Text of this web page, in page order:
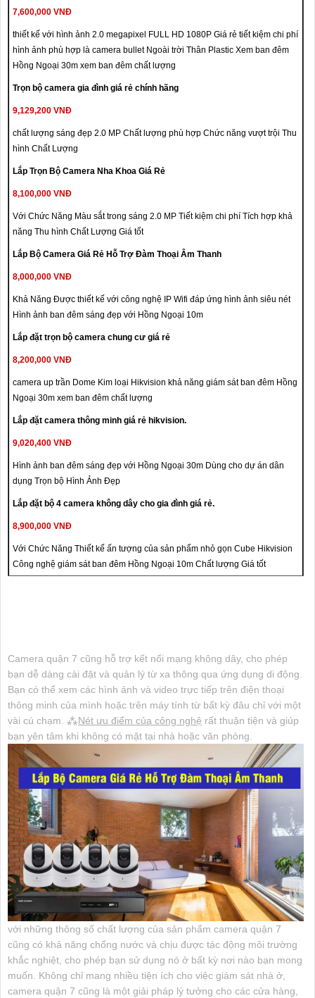
7,600,000 VNĐ
thiết kế với hình ảnh 2.0 megapixel FULL HD 1080P Giá rẻ tiết kiệm chi phí
hình ảnh phù hợp là camera bullet Ngoài trời Thân Plastic Xem ban đêm
Hồng Ngoại 30m xem ban đêm chất lượng
Trọn bộ camera gia đình giá rẻ chính hãng
9,129,200 VNĐ
chất lượng sáng đẹp 2.0 MP Chất lượng phù hợp Chức năng vượt trội Thu
hình Chất Lượng
Lắp Trọn Bộ Camera Nha Khoa Giá Rẻ
8,100,000 VNĐ
Với Chức Năng Màu sắt trong sáng 2.0 MP Tiết kiệm chi phí Tích hợp khả
năng Thu hình Chất Lượng Giá tốt
Lắp Bộ Camera Giá Rẻ Hỗ Trợ Đàm Thoại Âm Thanh
8,000,000 VNĐ
Khả Năng Được thiết kế với công nghệ IP Wifi đáp ứng hình ảnh siêu nét
Hình ảnh ban đêm sáng đẹp với Hồng Ngoại 10m
Lắp đặt trọn bộ camera chung cư giá rẻ
8,200,000 VNĐ
camera up trần Dome Kim loại Hikvision khả năng giám sát ban đêm Hồng
Ngoại 30m xem ban đêm chất lượng
Lắp đặt camera thông minh giá rẻ hikvision.
9,020,400 VNĐ
Hình ảnh ban đêm sáng đẹp với Hồng Ngoại 30m Dùng cho dự án dân
dụng Trọn bộ Hình Ảnh Đẹp
Lắp đặt bộ 4 camera không dây cho gia đình giá rẻ.
8,900,000 VNĐ
Với Chức Năng Thiết kế ấn tượng của sản phẩm nhỏ gọn Cube Hikvision
Công nghệ giám sát ban đêm Hồng Ngoại 10m Chất lượng Giá tốt
Camera quận 7 cũng hỗ trợ kết nối mạng không dây, cho phép
bạn dễ dàng cài đặt và quản lý từ xa thông qua ứng dụng di động.
Bạn có thể xem các hình ảnh và video trực tiếp trên điện thoại
thông minh của mình hoặc trên máy tính từ bất kỳ đâu chỉ với một
vài cú chạm. ⁂Nét ưu điểm của công nghệ rất thuận tiện và giúp
bạn yên tâm khi không có mặt tại nhà hoặc văn phòng.
với những thông số chất lượng của sản phẩm camera quận 7
cũng có khả năng chống nước và chịu được tác động môi trường
khắc nghiệt, cho phép bạn sử dụng nó ở bất kỳ nơi nào bạn mong
muốn. Không chỉ mang nhiều tiện ích cho việc giám sát nhà ở,
camera quận 7 cũng là một giải pháp lý tưởng cho các cửa hàng,